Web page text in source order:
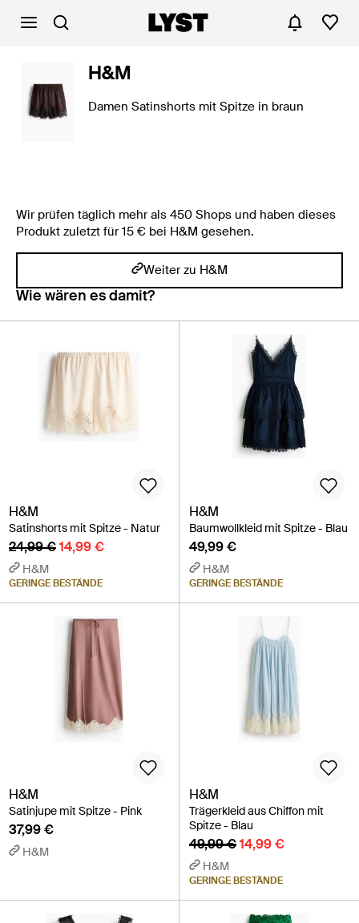
H&M
Damen Satinshorts mit Spitze in braun
Wir prüfen täglich mehr als 450 Shops und haben dieses
Produkt zuletzt für 15 € bei H&M gesehen.
Weiter zu H&M
Wie wären es damit?
H&M
Satinshorts mit Spitze - Natur
24,99 €14,99 €
H&M
GERINGE BESTÄNDE
H&M
Baumwollkleid mit Spitze - Blau
49,99 €
H&M
GERINGE BESTÄNDE
H&M
Satinjupe mit Spitze - Pink
37,99 €
H&M
H&M
Trägerkleid aus Chiffon mit
Spitze - Blau
49,99 €14,99 €
H&M
GERINGE BESTÄNDE